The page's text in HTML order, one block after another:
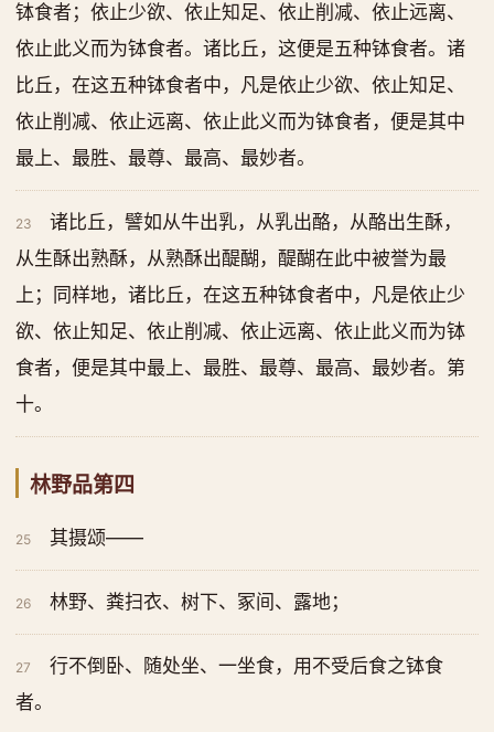
钵食者；依止少欲、依止知足、依止削减、依止远离、
依止此义而为钵食者。诸比丘，这便是五种钵食者。诸
比丘，在这五种钵食者中，凡是依止少欲、依止知足、
依止削减、依止远离、依止此义而为钵食者，便是其中
最上、最胜、最尊、最高、最妙者。
23
诸比丘，譬如从牛出乳，从乳出酪，从酪出生酥，
从生酥出熟酥，从熟酥出醍醐，醍醐在此中被誉为最
上；同样地，诸比丘，在这五种钵食者中，凡是依止少
欲、依止知足、依止削减、依止远离、依止此义而为钵
食者，便是其中最上、最胜、最尊、最高、最妙者。第
十。
林野品第四
25 其摄颂——
26 林野、粪扫衣、树下、冢间、露地；
27
行不倒卧、随处坐、一坐食，用不受后食之钵食
者。